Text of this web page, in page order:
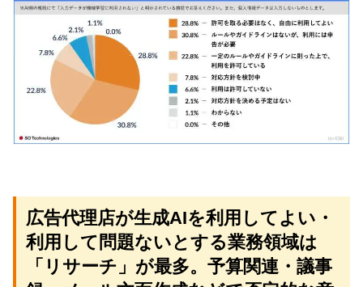
広告代理店が生成AIを利用してよい・
利用して問題ないとする業務領域は
「リサーチ」が最多。予算関連・議事